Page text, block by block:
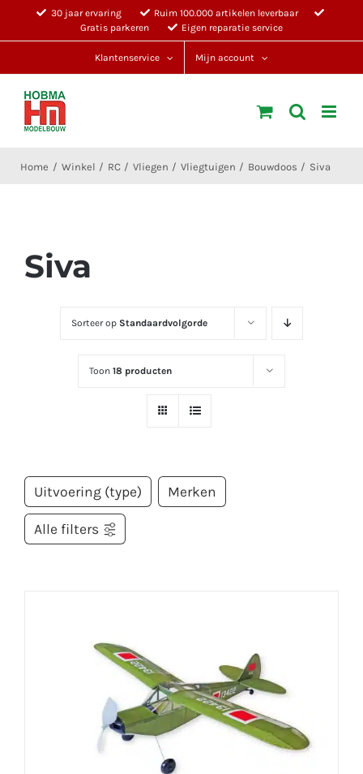
30 jaar ervaring
Ruim 100.000 artikelen leverbaar
Gratis parkeren
Eigen reparatie service
Klantenservice Mijn account
Home Winkel RC Vliegen Vliegtuigen Bouwdoos Siva
Siva
Sorteer op Standaardvolgorde
Toon18 producten
Uitvoering (type) Merken
Alle filters